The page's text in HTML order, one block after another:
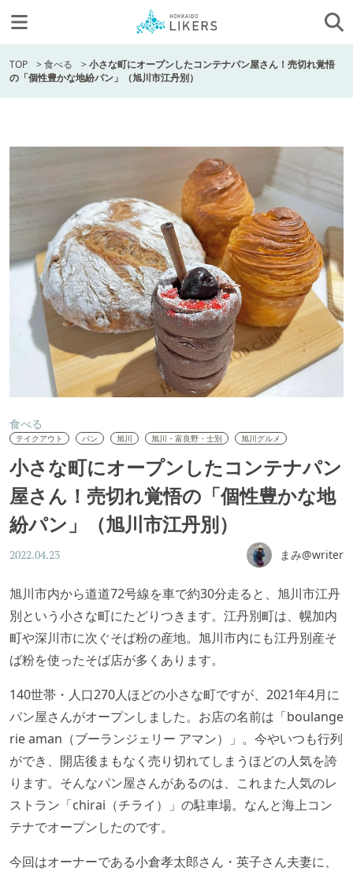
TOP >食べる >小さな町にオープンしたコンテナパン屋さん！売切れ覚悟
の「個性豊かな地紛パン」（旭川市江丹別）
食べる
テイクアウト パン 旭川 旭川・富良野・士別 旭川グルメ
小さな町にオープンしたコンテナパン
屋さん！売切れ覚悟の「個性豊かな地
紛パン」（旭川市江丹別）
2022.04.23 まみ@writer
旭川市内から道道72号線を車で約30分走ると、旭川市江丹
別という小さな町にたどりつきます。江丹別町は、幌加内
町や深川市に次ぐそば粉の産地。旭川市内にも江丹別産そ
ば粉を使ったそば店が多くあります。
140世帯・人口270人ほどの小さな町ですが、2021年4月に
パン屋さんがオープンしました。お店の名前は「boulange
rie aman（ブーランジェリー アマン）」。今やいつも行列
ができ、開店後まもなく売り切れてしまうほどの人気を誇
ります。そんなパン屋さんがあるのは、これまた人気のレ
ストラン「chirai（チライ）」の駐車場。なんと海上コン
テナでオープンしたのです。
今回はオーナーである小倉孝太郎さん・英子さん夫妻に、